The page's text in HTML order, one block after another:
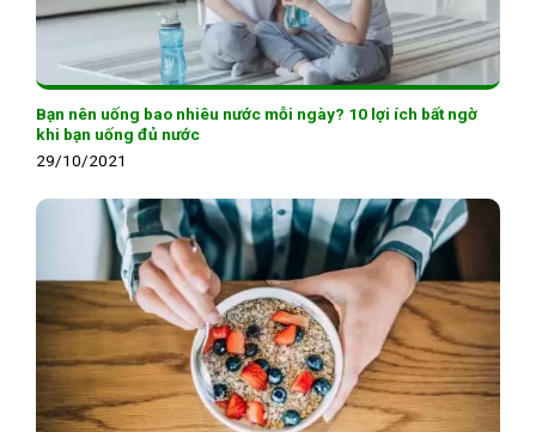
Bạn nên uống bao nhiêu nước mỗi ngày? 10 lợi ích bất ngờ
khi bạn uống đủ nước
29/10/2021